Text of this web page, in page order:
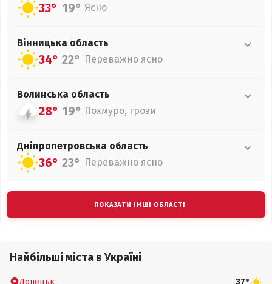
33° 19° Ясно
Вінницька область
34° 22° Переважно ясно
Волинська область
28° 19° Похмуро, грози
Дніпропетровська область
36° 23° Переважно ясно
ПОКАЗАТИ ІНШІ ОБЛАСТІ
Найбільші міста в Україні
Донецьк 37°